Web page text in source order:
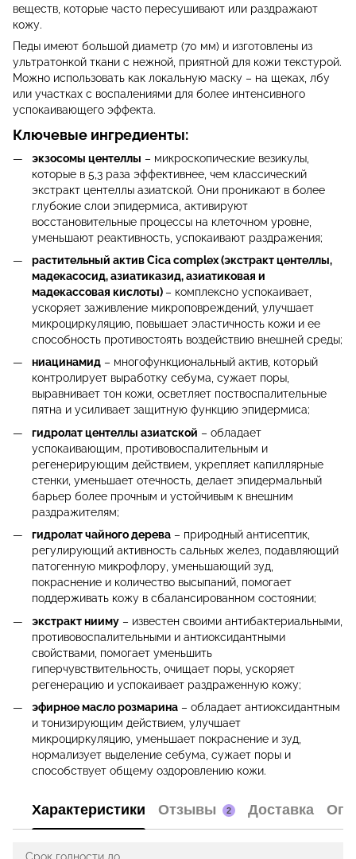
веществ, которые часто пересушивают или раздражают
кожу.
Педы имеют большой диаметр (70 мм) и изготовлены из
ультратонкой ткани с нежной, приятной для кожи текстурой.
Можно использовать как локальную маску – на щеках, лбу
или участках с воспалениями для более интенсивного
успокаивающего эффекта.
Ключевые ингредиенты:
экзосомы центеллы – микроскопические везикулы,
которые в 5,3 раза эффективнее, чем классический
экстракт центеллы азиатской. Они проникают в более
глубокие слои эпидермиса, активируют
восстановительные процессы на клеточном уровне,
уменьшают реактивность, успокаивают раздражения;
растительный актив Cica complex (экстракт центеллы,
мадекасосид, азиатиказид, азиатиковая и
мадекассовая кислоты) – комплексно успокаивает,
ускоряет заживление микроповреждений, улучшает
микроциркуляцию, повышает эластичность кожи и ее
способность противостоять воздействию внешней среды;
ниацинамид – многофункциональный актив, который
контролирует выработку себума, сужает поры,
выравнивает тон кожи, осветляет поствоспалительные
пятна и усиливает защитную функцию эпидермиса;
гидролат центеллы азиатской – обладает
успокаивающим, противовоспалительным и
регенерирующим действием, укрепляет капиллярные
стенки, уменьшает отечность, делает эпидермальный
барьер более прочным и устойчивым к внешним
раздражителям;
гидролат чайного дерева – природный антисептик,
регулирующий активность сальных желез, подавляющий
патогенную микрофлору, уменьшающий зуд,
покраснение и количество высыпаний, помогает
поддерживать кожу в сбалансированном состоянии;
экстракт нииму – известен своими антибактериальными,
противовоспалительными и антиоксидантными
свойствами, помогает уменьшить
гиперчувствительность, очищает поры, ускоряет
регенерацию и успокаивает раздраженную кожу;
эфирное масло розмарина – обладает антиоксидантным
и тонизирующим действием, улучшает
микроциркуляцию, уменьшает покраснение и зуд,
нормализует выделение себума, сужает поры и
способствует общему оздоровлению кожи.
Характеристики Отзывы 2 Доставка